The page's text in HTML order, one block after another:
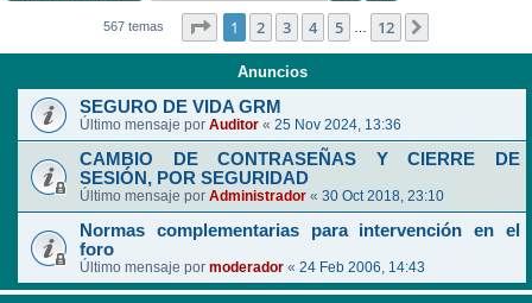
567 temas Página de 12
1 2 3 4 5 … 12
Anuncios
SEGURO DE VIDA GRM
Último mensaje por Auditor « 25 Nov 2024, 13:36
CAMBIO DE CONTRASEÑAS Y CIERRE DE
SESIÓN, POR SEGURIDAD
Último mensaje por Administrador « 30 Oct 2018, 23:10
Normas complementarias para intervención en el
foro
Último mensaje por moderador « 24 Feb 2006, 14:43